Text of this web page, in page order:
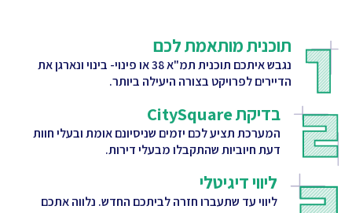
תוכנית מותאמת לכם
נגבש איתכם תוכנית תמ"א 38 או פינוי- בינוי ונארגן את
הדיירים לפרויקט בצורה היעילה ביותר.
בדיקת CitySquare
המערכת תציע לכם יזמים שניסיונם אומת ובעלי חוות
דעת חיוביות שהתקבלו מבעלי דירות.
ליווי דיגיטלי
ליווי עד שתעברו חזרה לביתכם החדש. נלווה אתכם